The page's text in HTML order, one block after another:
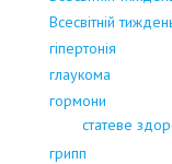
Всесвітній
гіпертонія
глаукома
гормони
статеве
грипп